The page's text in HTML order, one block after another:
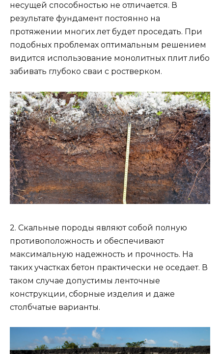
несущей способностью не отличается. В
результате фундамент постоянно на
протяжении многих лет будет проседать. При
подобных проблемах оптимальным решением
видится использование монолитных плит либо
забивать глубоко сваи с ростверком.
2. Скальные породы являют собой полную
противоположность и обеспечивают
максимальную надежность и прочность. На
таких участках бетон практически не оседает. В
таком случае допустимы ленточные
конструкции, сборные изделия и даже
столбчатые варианты.